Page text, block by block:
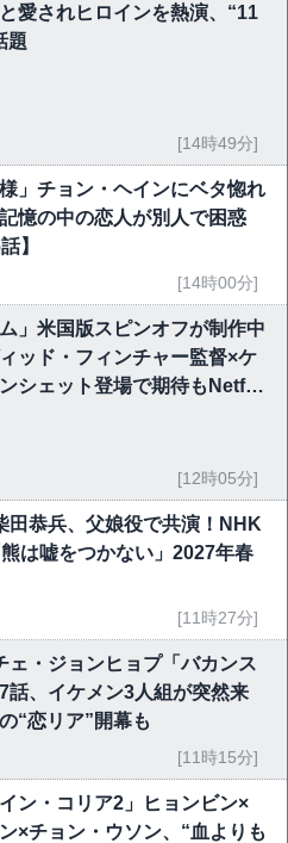
愛されヒロインを熱演、“11
題
[14時49分]
様」チョン・ヘインにベタ惚れ
憶の中の恋人が別人で困惑
】
[14時00分]
ム」米国版スピンオフが制作中
ッド・フィンチャー監督×ケ
シェット登場で期待もNetflix
[12時05分]
田恭兵、父娘役で共演！NHK
熊は嘘をつかない」2027年春
[11時27分]
ェ・ジョンヒョプ「バカンス
話、イケメン3人組が突然来
“恋リア”開幕も
[11時15分]
イン・コリア2」ヒョンビン×
×チョン・ウソン、“血よりも